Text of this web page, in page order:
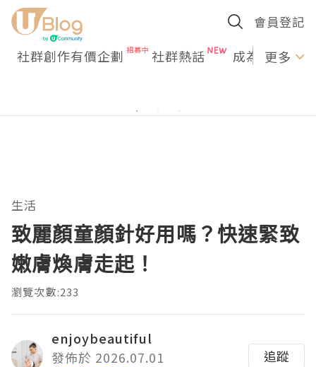
會員登記
社群創作有價企劃 社群熱話 成為U更多
生活
致麗顏童顏針好用嗎？快速緊致
嫩膚煥膚走起！
瀏覽次數:233
enjoybeautiful
發佈於 2026.07.01
追蹤